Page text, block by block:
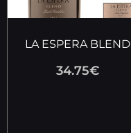
LA ESPERA BLEND
34.75€